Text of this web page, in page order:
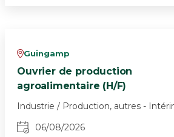
vGuingamp
Ouvrier de production
agroalimentaire (H/F)
Industrie / Production, autres -
06/08/2026